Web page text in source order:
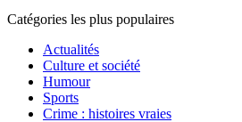
Catégories les plus populaires
Actualités
Culture et société
Humour
Sports
Crime : histoires vraies